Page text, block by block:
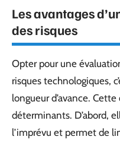
Les avantages
des risques
Opter pour une
risques technologiques,
longueur d’avance.
déterminants. D’abord,
l’imprévu et permet de